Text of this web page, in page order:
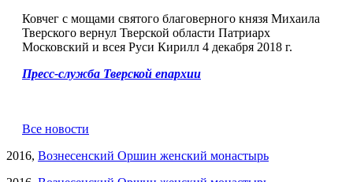
Ковчег с мощами святого благоверного князя Михаила
Тверского вернул Тверской области Патриарх
Московский и всея Руси Кирилл 4 декабря 2018 г.
Пресс-служба Тверской епархии
Все новости
2016, Вознесенский Оршин женский монастырь